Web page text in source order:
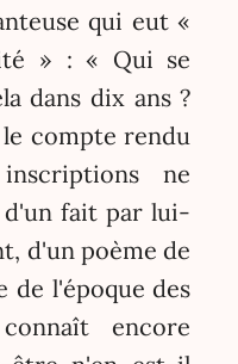
qui eut «
» : « Qui se
dans dix ans ?
compte rendu
ne
fait par lui-
d'un poème de
de l'époque des
encore